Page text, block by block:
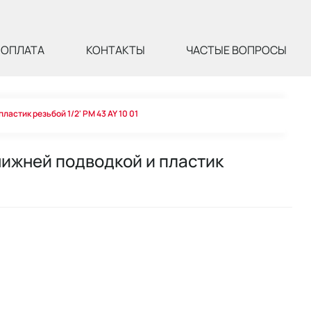
ОПЛАТА КОНТАКТЫ ЧАСТЫЕ ВОПРОСЫ
резьбой 1/2' PM 43 AY 10 01
подводкой и пластик